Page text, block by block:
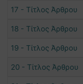
17 - Τίτλος Άρθρου
18 - Τίτλος Άρθρου
19 - Τίτλος Άρθρου
20 - Τίτλος Άρθρου